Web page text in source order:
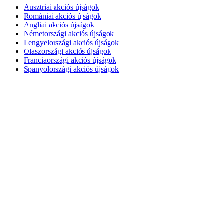
Ausztriai akciós újságok
Romániai akciós újságok
Angliai akciós újságok
Németországi akciós újságok
Lengyelországi akciós újságok
Olaszországi akciós újságok
Franciaországi akciós újságok
Spanyolországi akciós újságok